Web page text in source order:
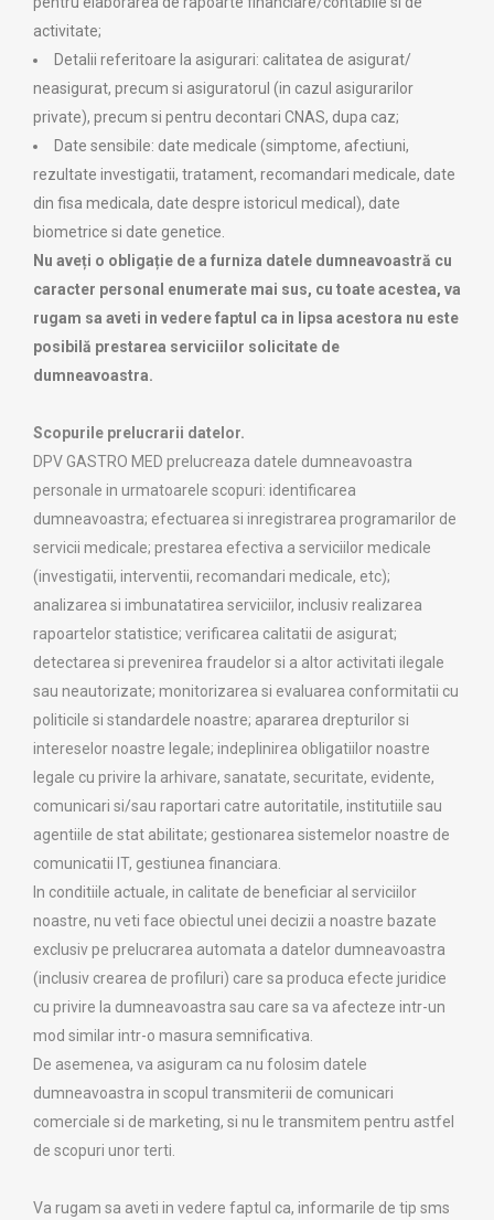
activitate;
Detalii referitoare la asigurari: calitatea de asigurat/
neasigurat, precum si asiguratorul (in cazul asigurarilor
private), precum si pentru decontari CNAS, dupa caz;
Date sensibile: date medicale (simptome, afectiuni,
rezultate investigatii, tratament, recomandari medicale, date
din fisa medicala, date despre istoricul medical), date
biometrice si date genetice.
Nu aveți o obligație de a furniza datele dumneavoastră cu
caracter personal enumerate mai sus, cu toate acestea, va
rugam sa aveti in vedere faptul ca in lipsa acestora nu este
posibilă prestarea serviciilor solicitate de
dumneavoastra.
Scopurile prelucrarii datelor.
DPV GASTRO MED prelucreaza datele dumneavoastra
personale in urmatoarele scopuri: identificarea
dumneavoastra; efectuarea si inregistrarea programarilor de
servicii medicale; prestarea efectiva a serviciilor medicale
(investigatii, interventii, recomandari medicale, etc);
analizarea si imbunatatirea serviciilor, inclusiv realizarea
rapoartelor statistice; verificarea calitatii de asigurat;
detectarea si prevenirea fraudelor si a altor activitati ilegale
sau neautorizate; monitorizarea si evaluarea conformitatii cu
politicile si standardele noastre; apararea drepturilor si
intereselor noastre legale; indeplinirea obligatiilor noastre
legale cu privire la arhivare, sanatate, securitate, evidente,
comunicari si/sau raportari catre autoritatile, institutiile sau
agentiile de stat abilitate; gestionarea sistemelor noastre de
comunicatii IT, gestiunea financiara.
In conditiile actuale, in calitate de beneficiar al serviciilor
noastre, nu veti face obiectul unei decizii a noastre bazate
exclusiv pe prelucrarea automata a datelor dumneavoastra
(inclusiv crearea de profiluri) care sa produca efecte juridice
cu privire la dumneavoastra sau care sa va afecteze intr-un
mod similar intr-o masura semnificativa.
De asemenea, va asiguram ca nu folosim datele
dumneavoastra in scopul transmiterii de comunicari
comerciale si de marketing, si nu le transmitem pentru astfel
de scopuri unor terti.
Va rugam sa aveti in vedere faptul ca, informarile de tip sms